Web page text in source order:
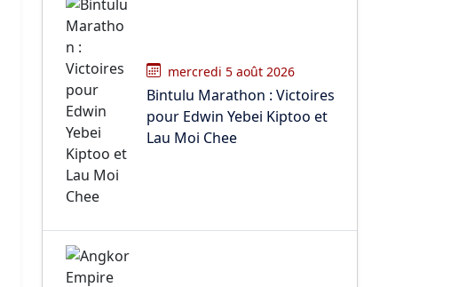
mercredi 5 août 2026
Bintulu Marathon : Victoires
pour Edwin Yebei Kiptoo et
Lau Moi Chee